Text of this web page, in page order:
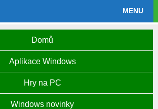
MENU
Domů
Aplikace Windows
Hry na PC
Windows novinky